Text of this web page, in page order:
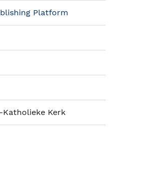
Platform
Kerk